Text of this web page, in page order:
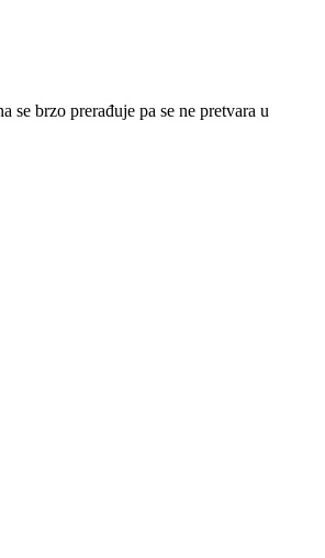
brzo prerađuje pa se ne pretvara u